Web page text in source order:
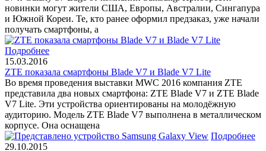
новинки могут жители США, Европы, Австралии, Сингапура
и Южной Кореи. Те, кто ранее оформил предзаказ, уже начали
получать смартфоны, а
Подробнее
15.03.2016
ZTE показала смартфоны Blade V7 и Blade V7 Lite
Во время проведения выставки MWC 2016 компания ZTE
представила два новых смартфона: ZTE Blade V7 и ZTE Blade
V7 Lite. Эти устройства ориентированы на молодёжную
аудиторию. Модель ZTE Blade V7 выполнена в металлическом
корпусе. Она оснащена
Подробнее
29.10.2015